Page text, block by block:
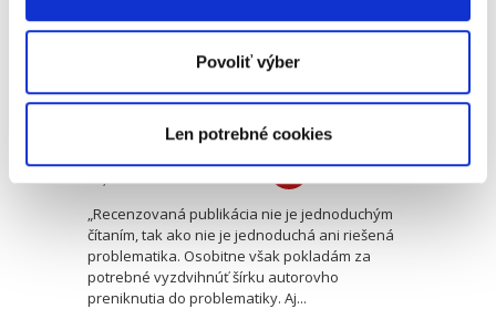
Povoliť výber
Len potrebné cookies
39,00 € s DPH
37,14 €bez DPH
„Recenzovaná publikácia nie je jednoduchým
čítaním, tak ako nie je jednoduchá ani riešená
problematika. Osobitne však pokladám za
potrebné vyzdvihnúť šírku autorovho
preniknutia do problematiky. Aj...